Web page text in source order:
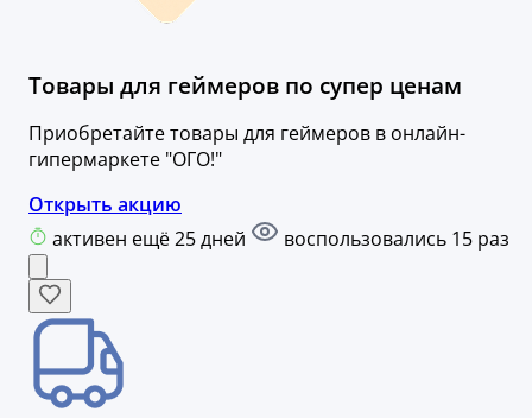
Товары для геймеров по супер ценам
Приобретайте товары для геймеров в онлайн-
гипермаркете "ОГО!"
Открыть акцию
активен ещё 25 дней
воспользовались 15 раз